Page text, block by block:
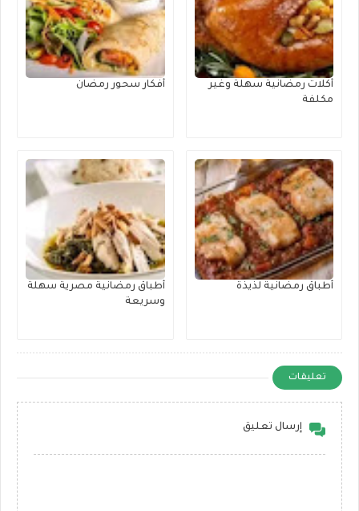
أكلات رمضانية سهلة وغير
مكلفة
أفكار سحور رمضان
أطباق رمضانية لذيذة
أطباق رمضانية مصرية سهلة
وسريعة
تعليقات
إرسال تعليق